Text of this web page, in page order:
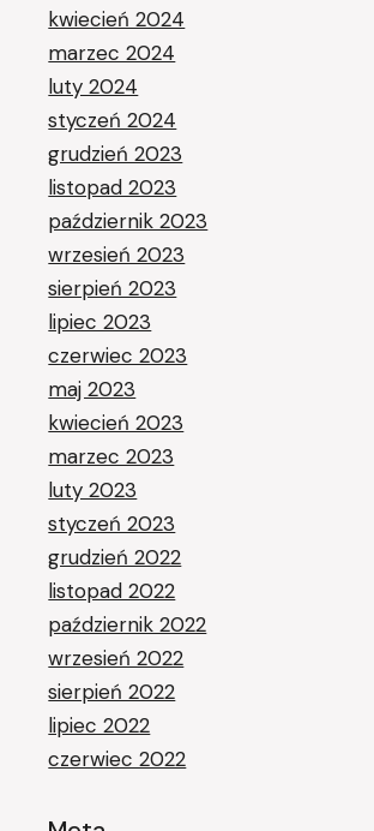
kwiecień 2024
marzec 2024
luty 2024
styczeń 2024
grudzień 2023
listopad 2023
październik 2023
wrzesień 2023
sierpień 2023
lipiec 2023
czerwiec 2023
maj 2023
kwiecień 2023
marzec 2023
luty 2023
styczeń 2023
grudzień 2022
listopad 2022
październik 2022
wrzesień 2022
sierpień 2022
lipiec 2022
czerwiec 2022